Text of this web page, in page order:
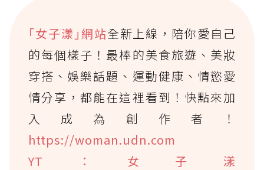
｢女子漾｣網站全新上線，陪你愛自己
的每個樣子！最棒的美食旅遊、美妝
穿搭、娛樂話題、運動健康、情慾愛
情分享，都能在這裡看到！快點來加
入成為創作者！
https://woman.udn.com
YT：女子漾